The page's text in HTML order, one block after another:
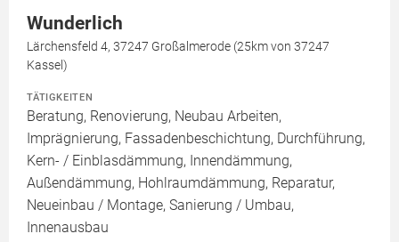
Wunderlich
Lärchensfeld 4, 37247 Großalmerode (25km von 37247
Kassel)
TÄTIGKEITEN
Beratung, Renovierung, Neubau Arbeiten,
Imprägnierung, Fassadenbeschichtung, Durchführung,
Kern- / Einblasdämmung, Innendämmung,
Außendämmung, Hohlraumdämmung, Reparatur,
Neueinbau / Montage, Sanierung / Umbau,
Innenausbau